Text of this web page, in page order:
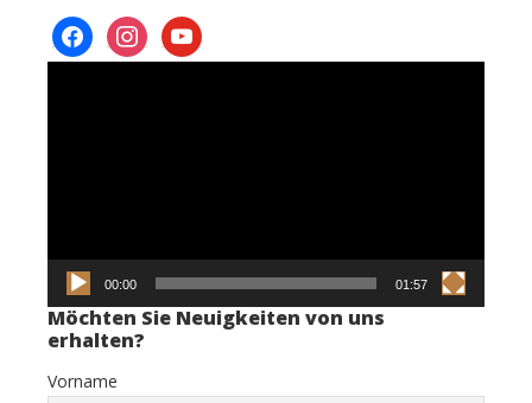
facebookinstagramyoutube
00:00 01:57
Möchten Sie Neuigkeiten von uns
erhalten?
Vorname